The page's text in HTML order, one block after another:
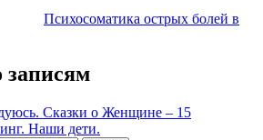
Психосоматика острых болей в
записям
Сказки о Женщине – 15
Наши дети.